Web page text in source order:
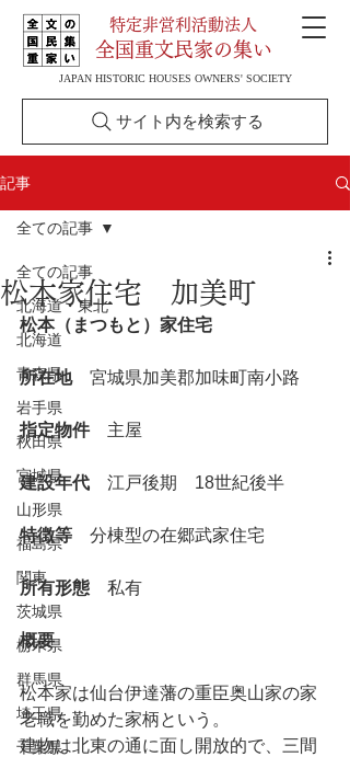
特定非営利活動法人
全国重文民家の集い
JAPAN HISTORIC HOUSES OWNERS' SOCIETY
サイト内を検索する
記事
全ての記事
北海道・東北
北海道
青森県
岩手県
秋田県
宮城県
山形県
福島県
関東
茨城県
栃木県
群馬県
埼玉県
千葉県
全ての記事
松本家住宅 加美町
松本（まつもと）家住宅
所在地 宮城県加美郡加味町南小路
指定物件 主屋
建設年代 江戸後期　18世紀後半
特徴等 分棟型の在郷武家住宅
所有形態 私有
概要
松本家は仙台伊達藩の重臣奥山家の家
老職を勤めた家柄という。
建物は北東の通に面し開放的で、三間